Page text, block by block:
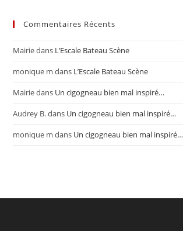
Commentaires Récents
Mairiedans L’Escale Bateau Scène
monique m dans L’Escale Bateau Scène
Mairiedans Un cigogneau bien mal inspiré…
Audrey B.dans Un cigogneau bien mal inspiré…
monique m dans Un cigogneau bien mal inspiré…